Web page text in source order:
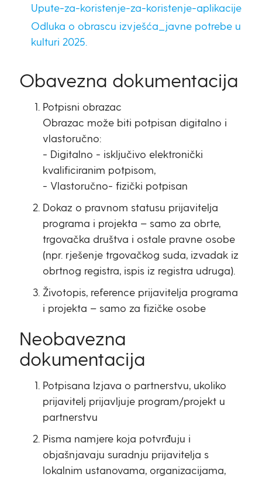
Upute-za-koristenje-za-koristenje-aplikacije
Odluka o obrascu izvješća_javne potrebe u
kulturi 2025.
Obavezna dokumentacija
Potpisni obrazac
Obrazac može biti potpisan digitalno i
vlastoručno:
- Digitalno - isključivo elektronički
kvalificiranim potpisom,
- Vlastoručno- fizički potpisan
Dokaz o pravnom statusu prijavitelja
programa i projekta – samo za obrte,
trgovačka društva i ostale pravne osobe
(npr. rješenje trgovačkog suda, izvadak iz
obrtnog registra, ispis iz registra udruga).
Životopis, reference prijavitelja programa
i projekta – samo za fizičke osobe
Neobavezna
dokumentacija
Potpisana Izjava o partnerstvu, ukoliko
prijavitelj prijavljuje program/projekt u
partnerstvu
Pisma namjere koja potvrđuju i
objašnjavaju suradnju prijavitelja s
lokalnim ustanovama, organizacijama,